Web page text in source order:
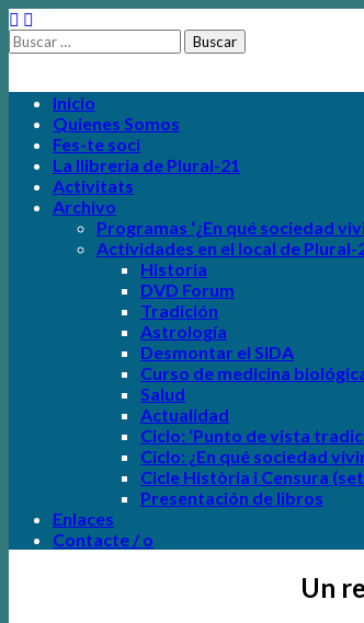
Buscar:
Main
menu
Skip
content
Inicio
Quienes Somos
Fes-te soci
La llibreria de Plural-21
Activitats
Archivo
Programas ‘¿En qué sociedad
Actividades en el local de Plural-
Historia
DVD Forum
Tradición
Astrología
Desmontar el SIDA
Curso de medicina
Salud
Actualidad
Ciclo: ‘Punto de vista
Ciclo: ¿En qué sociedad
Cicle Història i Censura
Presentación de libros
Enlaces
Contacte / o
Un